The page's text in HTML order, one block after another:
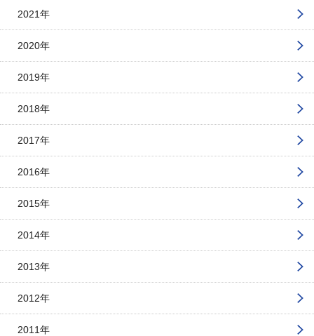
2021年
2020年
2019年
2018年
2017年
2016年
2015年
2014年
2013年
2012年
2011年